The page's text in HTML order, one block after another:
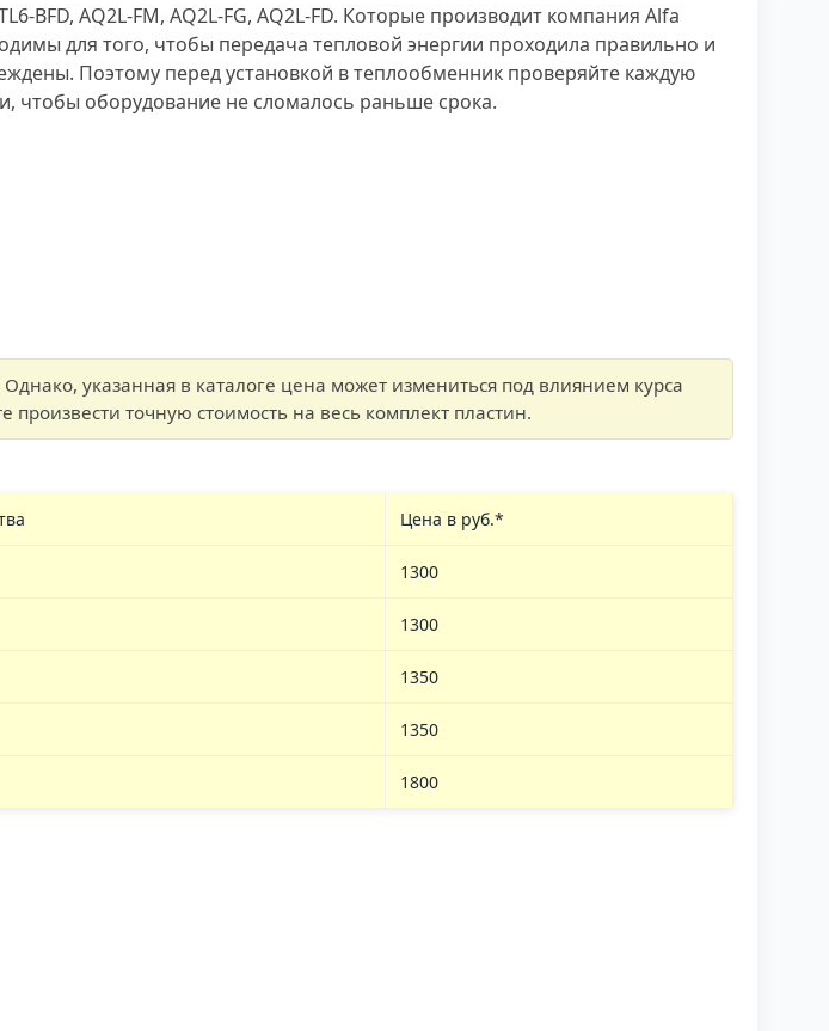
BFD, AQ2L-FM, AQ2L-FG, AQ2L-FD. Которые производит компания Alfa
для того, чтобы передача тепловой энергии проходила правильно и
Поэтому перед установкой в теплообменник проверяйте каждую
чтобы оборудование не сломалось раньше срока.
указанная в каталоге цена может измениться под влиянием курса
точную стоимость на весь комплект пластин.
Цена в руб.*
1300
1300
1350
1350
1800